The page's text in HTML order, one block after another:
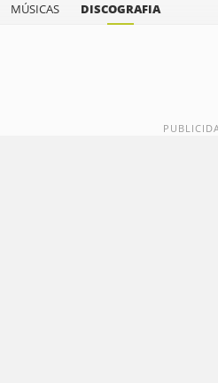
MÚSICAS DISCOGRAFIA